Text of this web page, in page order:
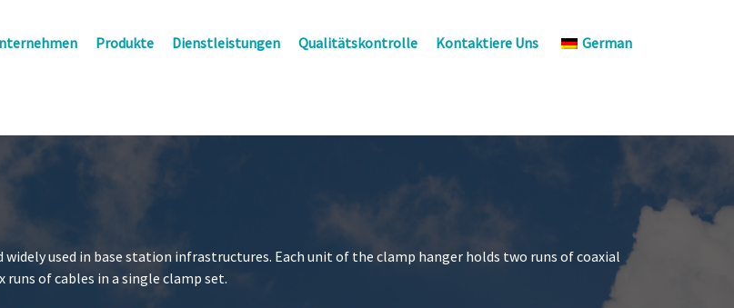
Produkte Dienstleistungen Qualitätskontrolle Kontaktiere Uns German
used in base station infrastructures. Each unit of the clamp hanger holds two runs of coaxial
of cables in a single clamp set.